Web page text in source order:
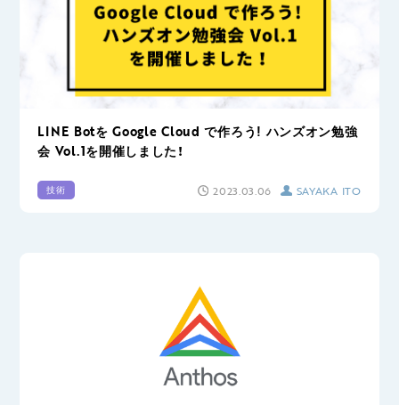
LINE Botを Google Cloud で作ろう! ハンズオン勉強
会 Vol.1を開催しました！
技術 2023.03.06 SAYAKA ITO